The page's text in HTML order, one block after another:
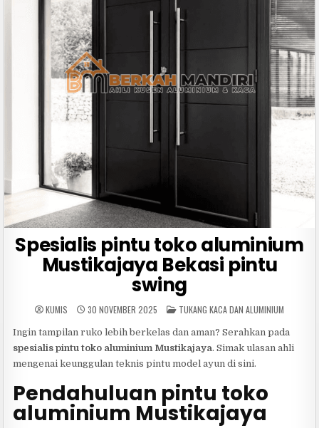
Spesialis pintu toko aluminium
Mustikajaya Bekasi pintu
swing
KUMIS 30 NOVEMBER 2025 POSTED
IN
TUKANG KACA DAN ALUMINIUM
Ingin tampilan ruko lebih berkelas dan aman? Serahkan pada
spesialis pintu toko aluminium Mustikajaya. Simak ulasan ahli
mengenai keunggulan teknis pintu model ayun di sini.
Pendahuluan pintu toko
aluminium Mustikajaya